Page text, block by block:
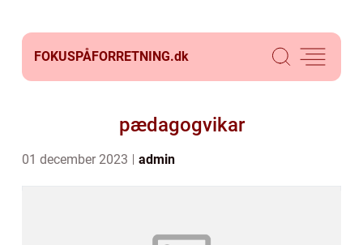
FOKUSPÅFORRETNING.dk
pædagogvikar
01 december 2023 admin